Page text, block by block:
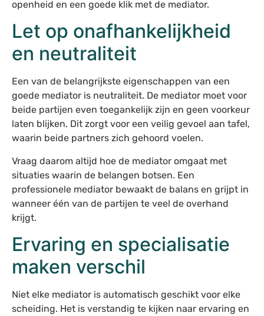
openheid en een goede klik met de mediator.
Let op onafhankelijkheid
en neutraliteit
Een van de belangrijkste eigenschappen van een
goede mediator is neutraliteit. De mediator moet voor
beide partijen even toegankelijk zijn en geen voorkeur
laten blijken. Dit zorgt voor een veilig gevoel aan tafel,
waarin beide partners zich gehoord voelen.
Vraag daarom altijd hoe de mediator omgaat met
situaties waarin de belangen botsen. Een
professionele mediator bewaakt de balans en grijpt in
wanneer één van de partijen te veel de overhand
krijgt.
Ervaring en specialisatie
maken verschil
Niet elke mediator is automatisch geschikt voor elke
scheiding. Het is verstandig te kijken naar ervaring en